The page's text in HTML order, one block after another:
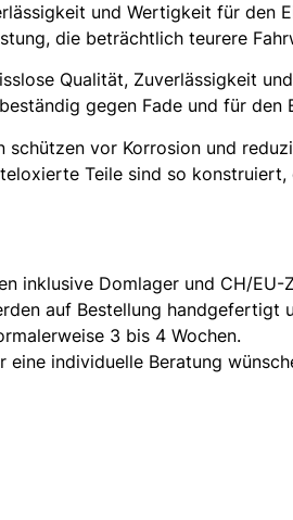
und Wertigkeit für den
die beträchtlich teurere
Qualität, Zuverlässigkeit
gegen Fade und für
schützen vor Korrosion und
Teile sind so
inklusive Domlager und CH/EU-
auf Bestellung handgefertigt
3 bis 4 Wochen.
eine individuelle Beratung